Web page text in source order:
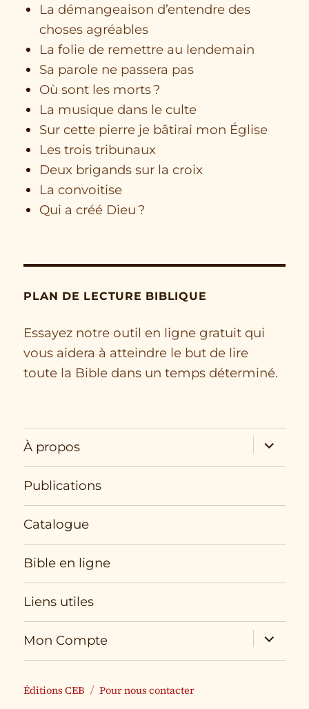
La démangeaison d’entendre des
choses agréables
La folie de remettre au lendemain
Sa parole ne passera pas
Où sont les morts ?
La musique dans le culte
Sur cette pierre je bâtirai mon Église
Les trois tribunaux
Deux brigands sur la croix
La convoitise
Qui a créé Dieu ?
PLAN DE LECTURE BIBLIQUE
Essayez notre outil en ligne gratuit qui
vous aidera à atteindre le but de lire
toute la Bible dans un temps déterminé.
À propos
expand
child
Publications
Catalogue
Bible en ligne
Liens utiles
Mon Compte
expand
child
menu
Éditions CEB Pour nous contacter